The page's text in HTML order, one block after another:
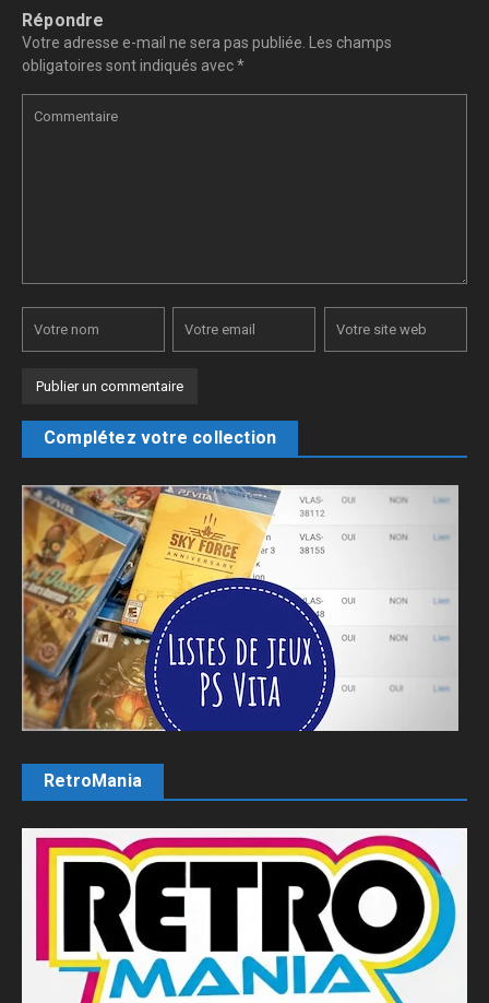
Répondre
Votre adresse e-mail ne sera pas publiée. Les champs
obligatoires sont indiqués avec*
Complétez votre collection
RetroMania